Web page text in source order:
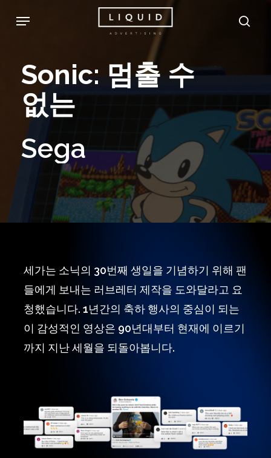
content
Menu
Sonic: 멈출 수
없는
Sega
세가는 소닉의 30번째 생일을 기념하기 위해 팬
들에게 보내는 러브레터 제작을 도와달라고 요
청했습니다. 1년간의 축하 행사의 중심이 되는
이 감성적인 영상은 90년대부터 현재에 이르기
까지 지난 세월을 되돌아봅니다.